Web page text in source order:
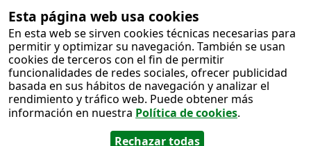
Esta página web usa cookies
En esta web se sirven cookies técnicas necesarias para
permitir y optimizar su navegación. También se usan
cookies de terceros con el fin de permitir
funcionalidades de redes sociales, ofrecer publicidad
basada en sus hábitos de navegación y analizar el
rendimiento y tráfico web. Puede obtener más
información en nuestra Política de cookies.